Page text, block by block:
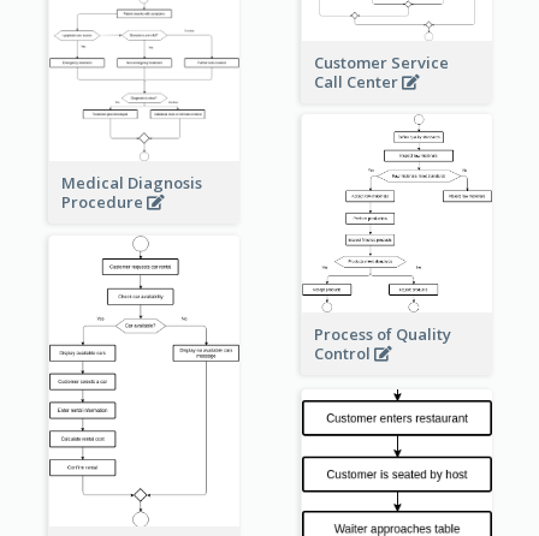
Customer Service
Call Center
Medical Diagnosis
Procedure
Process of Quality
Control